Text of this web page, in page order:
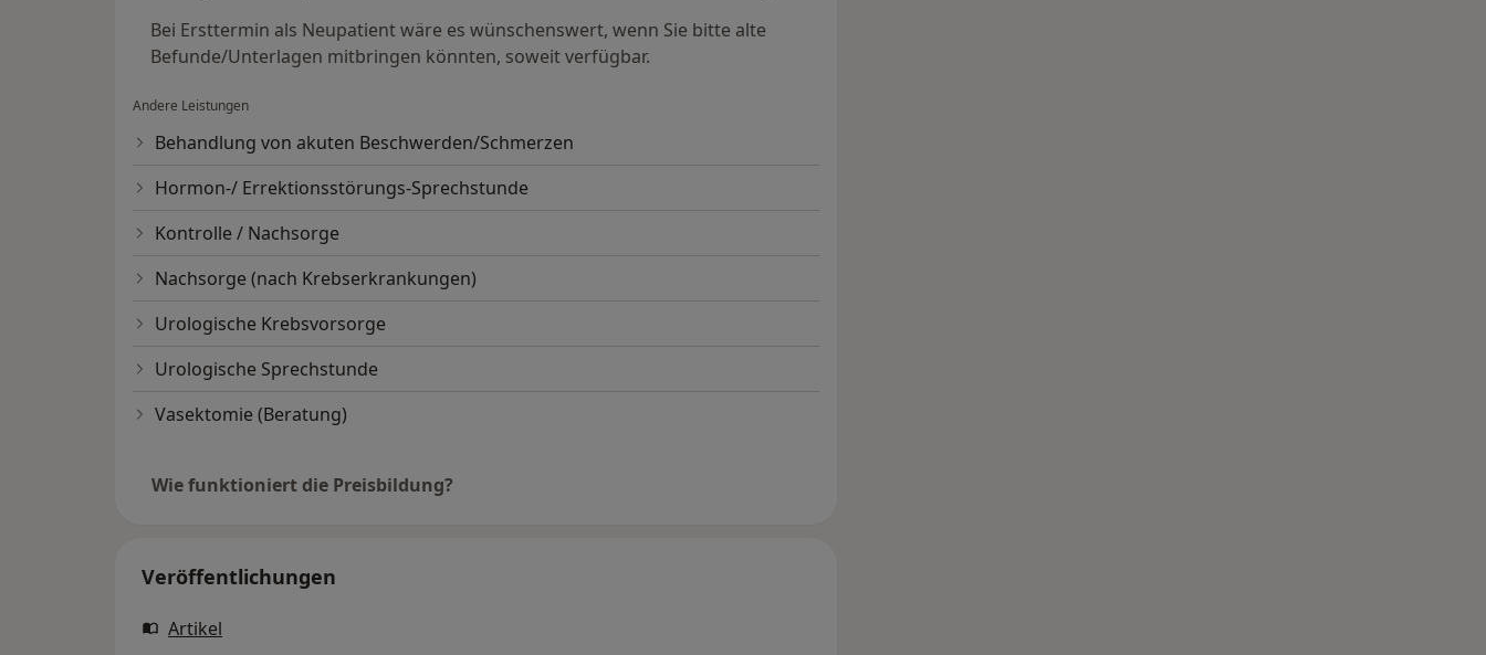
Bei Ersttermin als Neupatient wäre es wünschenswert, wenn Sie bitte alte
Befunde/Unterlagen mitbringen könnten, soweit verfügbar.
Andere Leistungen
Behandlung von akuten Beschwerden/Schmerzen
Hormon-/ Errektionsstörungs-Sprechstunde
Kontrolle / Nachsorge
Nachsorge (nach Krebserkrankungen)
Urologische Krebsvorsorge
Urologische Sprechstunde
Vasektomie (Beratung)
Wie funktioniert die Preisbildung?
Veröffentlichungen
Artikel